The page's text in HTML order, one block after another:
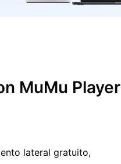
MuMu Player
lateral gratuito,